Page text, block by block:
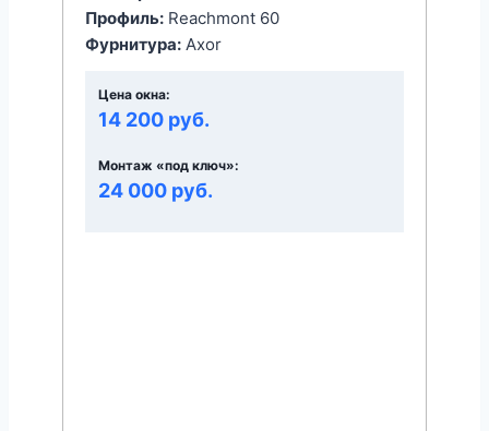
Профиль: Reachmont 60
Фурнитура: Axor
Цена окна:
14 200 руб.
Монтаж «под ключ»:
24 000 руб.